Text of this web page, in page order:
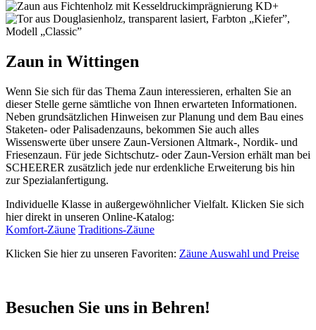
Zaun in Wittingen
Wenn Sie sich für das Thema Zaun interessieren, erhalten Sie an
dieser Stelle gerne sämtliche von Ihnen erwarteten Informationen.
Neben grundsätzlichen Hinweisen zur Planung und dem Bau eines
Staketen- oder Palisadenzauns, bekommen Sie auch alles
Wissenswerte über unsere Zaun-Versionen Altmark-, Nordik- und
Friesenzaun. Für jede Sichtschutz- oder Zaun-Version erhält man bei
SCHEERER zusätzlich jede nur erdenkliche Erweiterung bis hin
zur Spezialanfertigung.
Individuelle Klasse in außergewöhnlicher Vielfalt. Klicken Sie sich
hier direkt in unseren Online-Katalog:
Komfort-Zäune Traditions-Zäune
Klicken Sie hier zu unseren Favoriten: Zäune Auswahl und Preise
Besuchen Sie uns in Behren!